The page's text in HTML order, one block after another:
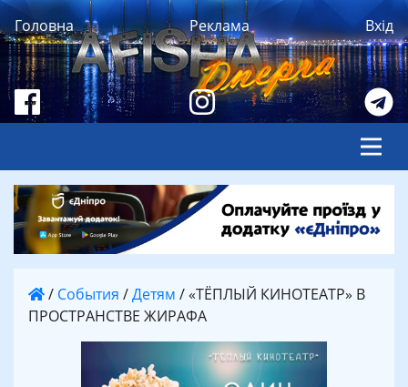
Головна Реклама Вхід
/ События /Детям / «ТЁПЛЫЙ КИНОТЕАТР» В
ПРОСТРАНСТВЕ ЖИРАФА